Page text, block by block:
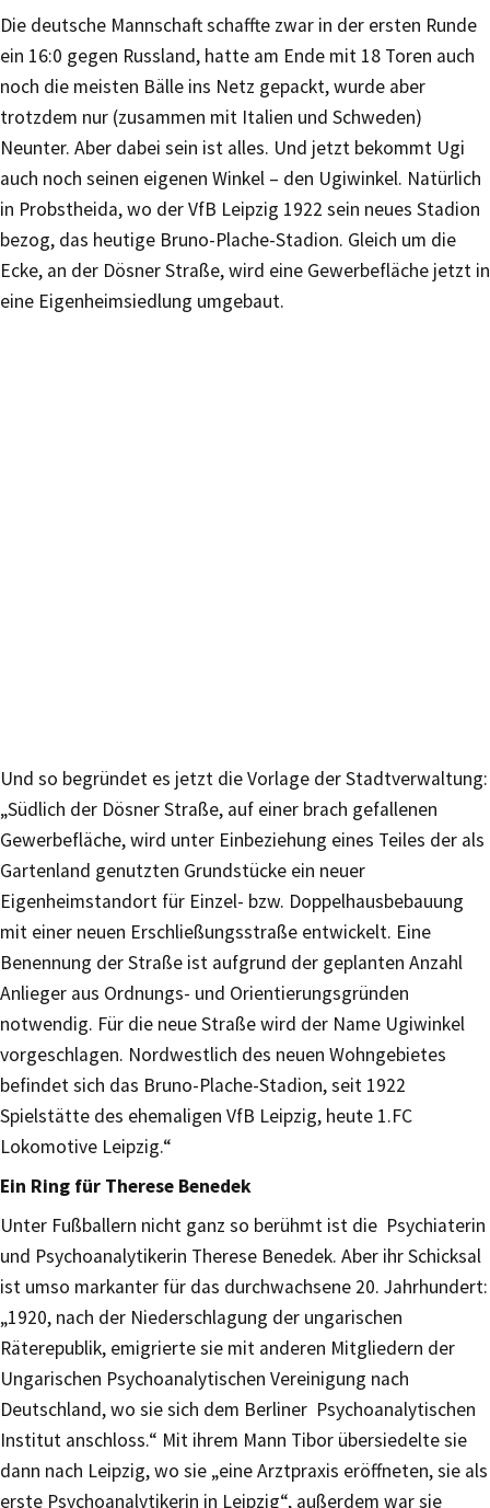
Die deutsche Mannschaft schaffte zwar in der ersten Runde
ein 16:0 gegen Russland, hatte am Ende mit 18 Toren auch
noch die meisten Bälle ins Netz gepackt, wurde aber
trotzdem nur (zusammen mit Italien und Schweden)
Neunter. Aber dabei sein ist alles. Und jetzt bekommt Ugi
auch noch seinen eigenen Winkel – den Ugiwinkel. Natürlich
in Probstheida, wo der VfB Leipzig 1922 sein neues Stadion
bezog, das heutige Bruno-Plache-Stadion. Gleich um die
Ecke, an der Dösner Straße, wird eine Gewerbefläche jetzt in
eine Eigenheimsiedlung umgebaut.
Und so begründet es jetzt die Vorlage der Stadtverwaltung:
„Südlich der Dösner Straße, auf einer brach gefallenen
Gewerbefläche, wird unter Einbeziehung eines Teiles der als
Gartenland genutzten Grundstücke ein neuer
Eigenheimstandort für Einzel- bzw. Doppelhausbebauung
mit einer neuen Erschließungsstraße entwickelt. Eine
Benennung der Straße ist aufgrund der geplanten Anzahl
Anlieger aus Ordnungs- und Orientierungsgründen
notwendig. Für die neue Straße wird der Name Ugiwinkel
vorgeschlagen. Nordwestlich des neuen Wohngebietes
befindet sich das Bruno-Plache-Stadion, seit 1922
Spielstätte des ehemaligen VfB Leipzig, heute 1.FC
Lokomotive Leipzig.“
Ein Ring für Therese Benedek
Unter Fußballern nicht ganz so berühmt ist die Psychiaterin
und Psychoanalytikerin Therese Benedek. Aber ihr Schicksal
ist umso markanter für das durchwachsene 20. Jahrhundert:
„1920, nach der Niederschlagung der ungarischen
Räterepublik, emigrierte sie mit anderen Mitgliedern der
Ungarischen Psychoanalytischen Vereinigung nach
Deutschland, wo sie sich dem Berliner Psychoanalytischen
Institut anschloss.“ Mit ihrem Mann Tibor übersiedelte sie
dann nach Leipzig, wo sie „eine Arztpraxis eröffneten, sie als
erste Psychoanalytikerin in Leipzig“, außerdem war sie